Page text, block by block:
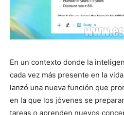
En un contexto donde la
cada vez más presente en la
lanzó una nueva función que
en la que los jóvenes se
tareas o aprenden nuevos